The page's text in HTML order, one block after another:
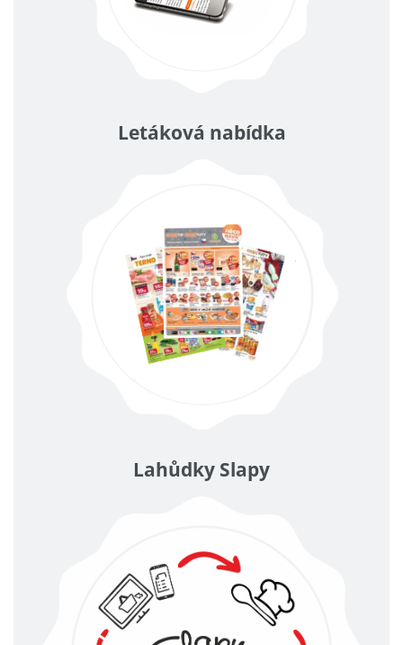
Letáková nabídka
Lahůdky Slapy